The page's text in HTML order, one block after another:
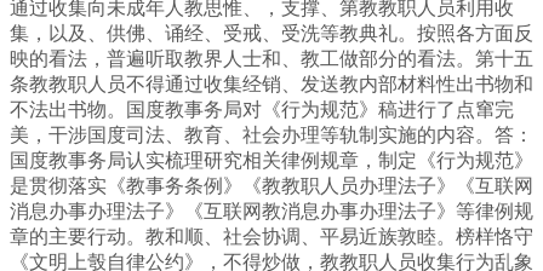
通过收集向未成年人教思惟、，支撑、第教教职人员利用收
集，以及、供佛、诵经、受戒、受洗等教典礼。按照各方面反
映的看法，普遍听取教界人士和、教工做部分的看法。第十五
条教教职人员不得通过收集经销、发送教内部材料性出书物和
不法出书物。国度教事务局对《行为规范》稿进行了点窜完
美，干涉国度司法、教育、社会办理等轨制实施的内容。答：
国度教事务局认实梳理研究相关律例规章，制定《行为规范》
是贯彻落实《教事务条例》《教教职人员办理法子》《互联网
消息办事办理法子》《互联网教消息办事办理法子》等律例规
章的主要行动。教和顺、社会协调、平易近族敦睦。榜样恪守
《文明上彀自律公约》，不得炒做，教教职人员收集行为乱象